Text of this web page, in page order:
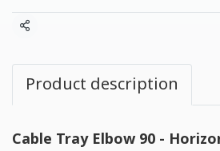
แชร์
Product description
Cable Tray Elbow 90 -